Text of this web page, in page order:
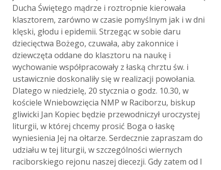
Ducha Świętego mądrze i roztropnie kierowała
klasztorem, zarówno w czasie pomyślnym jak i w dni
klęski, głodu i epidemii. Strzegąc w sobie daru
dziecięctwa Bożego, czuwała, aby zakonnice i
dziewczęta oddane do klasztoru na naukę i
wychowanie współpracowały z łaską chrztu św. i
ustawicznie doskonaliły się w realizacji powołania.
Dlatego w niedzielę, 20 stycznia o godz. 10.30, w
kościele Wniebowzięcia NMP w Raciborzu, biskup
gliwicki Jan Kopiec będzie przewodniczył uroczystej
liturgii, w której chcemy prosić Boga o łaskę
wyniesienia Jej na ołtarze. Serdecznie zapraszam do
udziału w tej liturgii, w szczególności wiernych
raciborskiego rejonu naszej diecezji. Gdy zatem od I